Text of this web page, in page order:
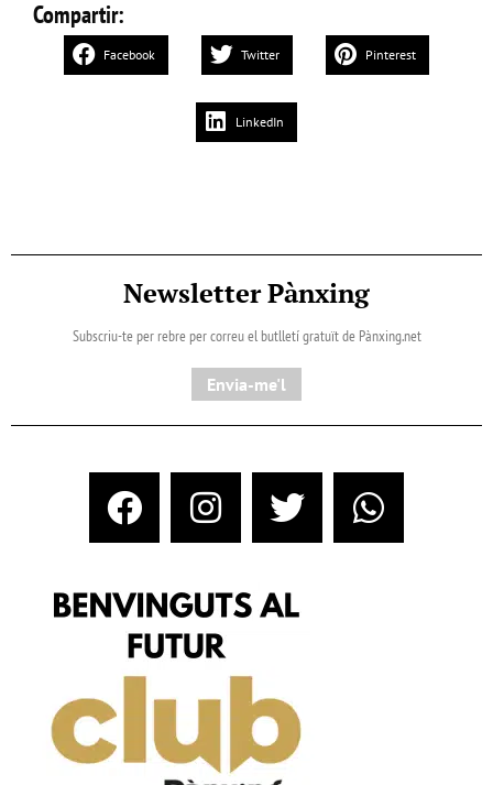
Compartir:
Facebook Twitter Pinterest
LinkedIn
Newsletter Pànxing
Subscriu-te per rebre per correu el butlletí gratuït de Pànxing.net​
Envia-me'l